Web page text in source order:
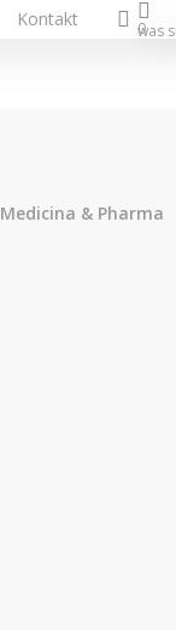
Kontakt 0
was
Medicina & Pharma